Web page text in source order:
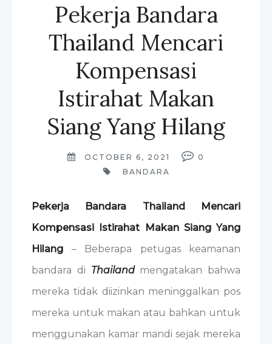
Pekerja Bandara
Thailand Mencari
Kompensasi
Istirahat Makan
Siang Yang Hilang
OCTOBER 6, 2021
0
BANDARA
Pekerja Bandara Thailand Mencari
Kompensasi Istirahat Makan Siang Yang
Hilang – Beberapa petugas keamanan
bandara di Thailand mengatakan bahwa
mereka tidak diizinkan meninggalkan pos
mereka untuk makan atau bahkan untuk
menggunakan kamar mandi sejak mereka